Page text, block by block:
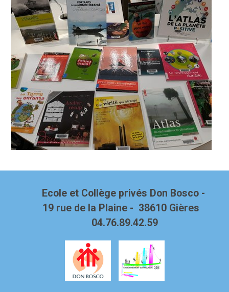
Ecole et Collège privés Don Bosco -
19 rue de la Plaine - 38610 Gières
04.76.89.42.59